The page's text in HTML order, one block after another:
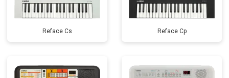
Reface Cs Reface Cp